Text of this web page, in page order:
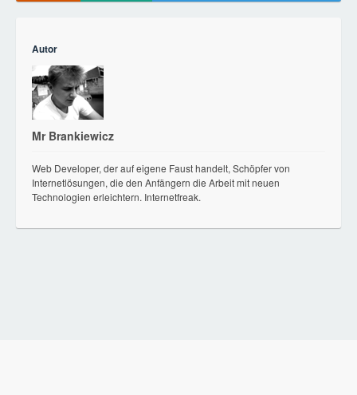
Autor
Mr Brankiewicz
Web Developer, der auf eigene Faust handelt, Schöpfer von
Internetlösungen, die den Anfängern die Arbeit mit neuen
Technologien erleichtern. Internetfreak.